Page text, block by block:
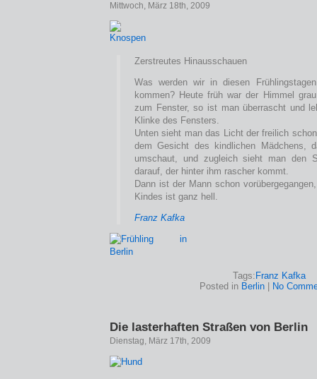
Mittwoch, März 18th, 2009
Zerstreutes Hinausschauen
Was werden wir in diesen
kommen? Heute früh war der Himmel
zum Fenster, so ist man überrascht und
Klinke des Fensters.
Unten sieht man das Licht der freilich
dem Gesicht des kindlichen Mädchens,
umschaut, und zugleich sieht man den
darauf, der hinter ihm rascher kommt.
Dann ist der Mann schon
Kindes ist ganz hell.
Franz Kafka
Tags: Franz Kafka
Posted in Berlin| No
Die lasterhaften Straßen von Berlin
Dienstag, März 17th, 2009